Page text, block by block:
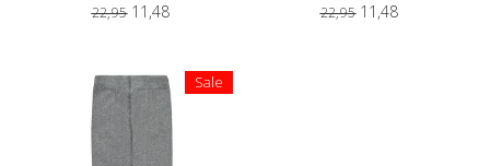
22,95 11,48 22,95 11,48
Sale